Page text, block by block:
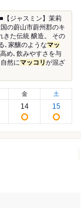
ジャスミン】茉莉
の蔚山市蔚州郡のキ
きた伝統 醸造。 その
､家釀のようなマッ
め､飲みやすさを与
然にマッコリが混ざ
金
14
土
15